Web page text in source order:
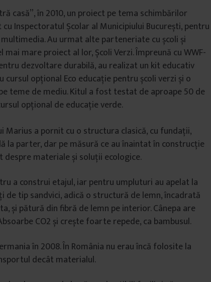
casă”, în 2010, un proiect pe tema schimbărilor
Inspectoratul Școlar al Municipiului București, pentru
Au urmat alte parteneriate cu școli și
mare proiect al lor, Școli Verzi. Împreună cu WWF-
dezvoltare durabilă, au realizat un kit educativ
opțional Eco educație pentru școli verzi și o
teme de mediu. Kitul a fost testat de aproape 50 de
opțional de educație verde.
Marius a pornit cu o structura clasică, cu fundații,
la parter, dar pe măsură ce au înaintat în construcție
materiale și soluții ecologice.
a construi etajul, iar pentru umpluturi au apelat la
de tip sandvici, adică o structură de lemn, încadrată
și pătură din fibră de lemn pe interior. Cânepa are
CO2 și crește foarte repede, ca bambusul.
în 2008. În România nu erau încă folosite la
decât materialul.